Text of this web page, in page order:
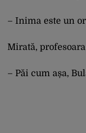
– Inima este un
Mirată,
– Păi cum așa,